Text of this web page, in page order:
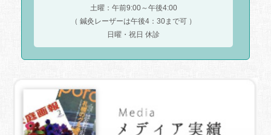
土曜：午前9:00～午後4:00
（ 鍼灸レーザーは午後4：30まで可 ）
日曜・祝日 休診